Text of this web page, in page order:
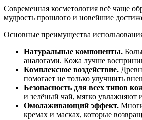
Современная косметология всё чаще
мудрость прошлого и новейшие
Основные преимущества
Натуральные компоненты.
аналогами. Кожа лучше
Комплексное воздействие.
помогает не только улучшить
Безопасность для всех типов
и зелёный чай, мягко увлажняют
Омолаживающий эффект.
кремах и масках, которые